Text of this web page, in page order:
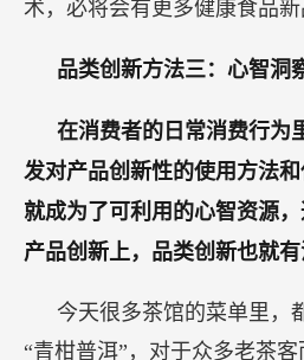
术，必将会有更多健康食品新
品类创新方法三：心智
在消费者的日常消费行为
发对产品创新性的使用方法
就成为了可利用的心智资源
产品创新上，品类创新也就有
今天很多茶馆的菜单里，
“青柑普洱”，对于众多老茶